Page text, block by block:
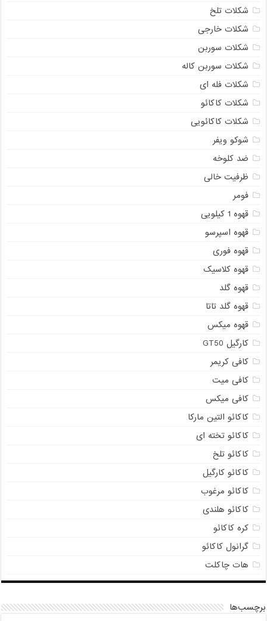
شکلات تلخ
شکلات خارجی
شکلات سوربن
شکلات سوربن کاله
شکلات فله ای
شکلات کاکائو
شکلات کاکائویی
شوکو ویفر
ضد کلوخه
ظرفیت خالی
فومر
قهوه 1 کیلویی
قهوه اسپرسو
قهوه فوری
قهوه کلاسیک
قهوه گلد
قهوه گلد تاتا
قهوه میکس
کارگیل GT50
کافی کریمر
کافی میت
کافی میکس
کاکائو التین مارکا
کاکائو تخته ای
کاکائو تلخ
کاکائو کارگیل
کاکائو مرغوب
کاکائو هلندی
کره کاکائو
گرانول کاکائو
هات چاکلت
برچسب‌ها